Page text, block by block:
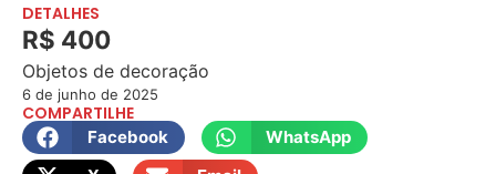
DETALHES
R$ 400
Objetos de decoração
6 de junho de 2025
COMPARTILHE
Facebook
WhatsApp